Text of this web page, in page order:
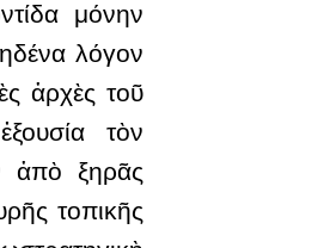
μόνην
λόγον
ἀρχὲς τοῦ
τὸν
ἀπὸ ξηρᾶς
τοπικῆς